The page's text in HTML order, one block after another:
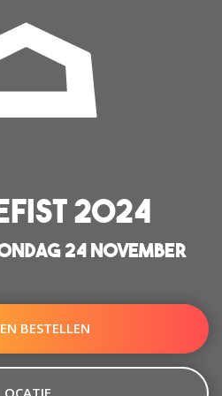
2024
24 NOVEMBER
BESTELLEN